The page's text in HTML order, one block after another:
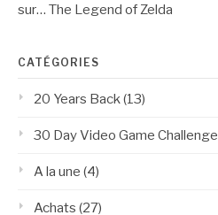
sur… The Legend of Zelda
CATÉGORIES
20 Years Back(13)
30 Day Video Game Challenge
A la une (4)
Achats (27)